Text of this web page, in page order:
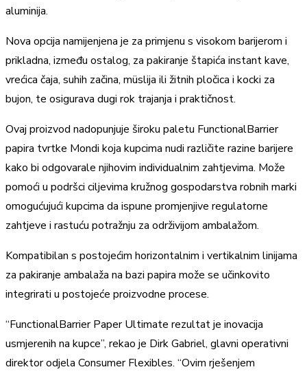
aluminija.
Nova opcija namijenjena je za primjenu s visokom barijerom i
prikladna, između ostalog, za pakiranje štapića instant kave,
vrećica čaja, suhih začina, müslija ili žitnih pločica i kocki za
bujon, te osigurava dugi rok trajanja i praktičnost.
Ovaj proizvod nadopunjuje široku paletu FunctionalBarrier
papira tvrtke Mondi koja kupcima nudi različite razine barijere
kako bi odgovarale njihovim individualnim zahtjevima. Može
pomoći u podršci ciljevima kružnog gospodarstva robnih marki
omogućujući kupcima da ispune promjenjive regulatorne
zahtjeve i rastuću potražnju za održivijom ambalažom.
Kompatibilan s postojećim horizontalnim i vertikalnim linijama
za pakiranje ambalaža na bazi papira može se učinkovito
integrirati u postojeće proizvodne procese.
“FunctionalBarrier Paper Ultimate rezultat je inovacija
usmjerenih na kupce”, rekao je Dirk Gabriel, glavni operativni
direktor odjela Consumer Flexibles. “Ovim rješenjem